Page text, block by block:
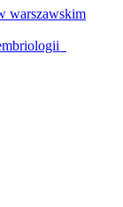
warszawskim